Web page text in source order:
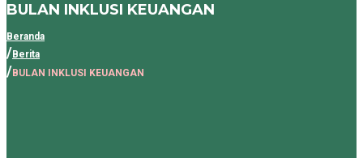
BULAN INKLUSI KEUANGAN
Beranda
Berita
BULAN INKLUSI KEUANGAN